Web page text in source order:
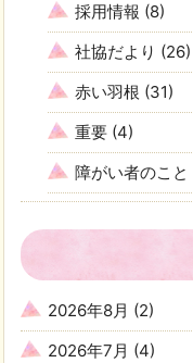
採用情報 (8)
社協だより (26)
赤い羽根 (31)
重要 (4)
障がい者のこと
2026年8月 (2)
2026年7月 (4)